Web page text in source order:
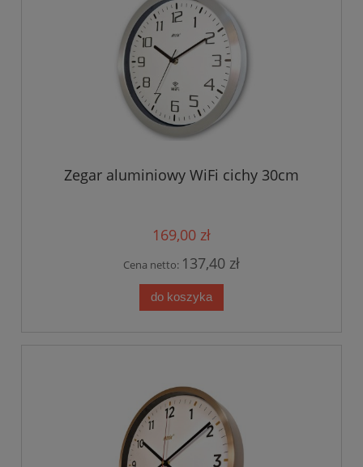
Zegar aluminiowy WiFi cichy 30cm
169,00 zł
Cena netto: 137,40 zł
do koszyka